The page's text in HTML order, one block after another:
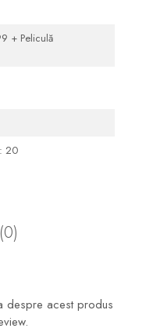
+ Peliculă
20
(0)
despre acest produs